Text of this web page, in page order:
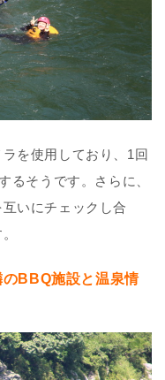
を使用しており、1回
るそうです。さらに、
いにチェックし合
BBQ施設と温泉情